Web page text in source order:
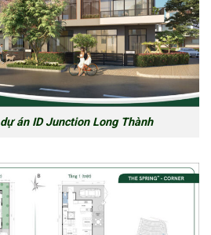
dự án ID Junction Long Thành